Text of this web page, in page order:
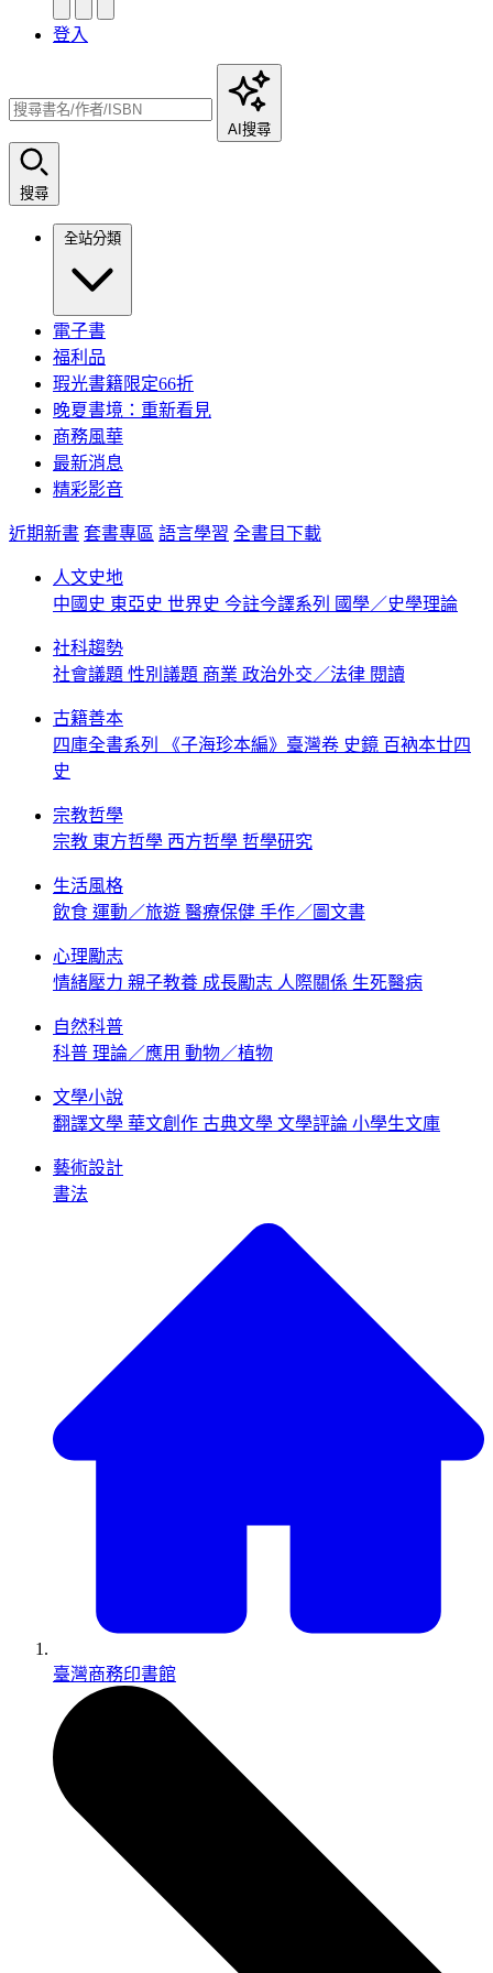
登入
AI搜尋
搜尋
全站分類
電子書
福利品
瑕光書籍限定66折
晚夏書境：重新看見
商務風華
最新消息
精彩影音
近期新書 套書專區 語言學習 全書目下載
人文史地
中國史 東亞史 世界史 今註今譯系列 國學／史學理論
社科趨勢
社會議題 性別議題 商業 政治外交／法律 閱讀
古籍善本
四庫全書系列
《子海珍本編》臺灣卷 史鏡 百衲本廿四
史
宗教哲學
宗教 東方哲學 西方哲學 哲學研究
生活風格
飲食 運動／旅遊 醫療保健 手作／圖文書
心理勵志
情緒壓力 親子教養 成長勵志 人際關係 生死醫病
自然科普
科普 理論／應用 動物／植物
文學小說
翻譯文學 華文創作 古典文學 文學評論 小學生文庫
藝術設計
書法
臺灣商務印書館